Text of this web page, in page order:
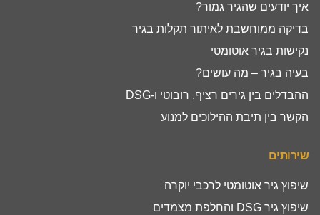
איך יודעים שהגיר גמור?
בדיקה ממוחשבת לאיתור תקלות בגיר
נקישות בגיר אוטומטי
בעיה בגיר – מה עושים?
ההבדלים בין גירים רציף, רובוטי ו-DSG
הקשר בין תיבת ההילוכים למנוע
שירותים
שיפוץ גיר אוטומטי לרכבי יוקרה
שיפוץ גיר DSG והחלפת מצמדים